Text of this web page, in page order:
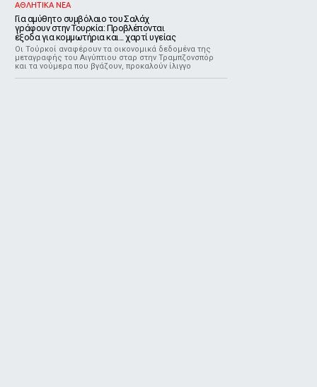
ΑΘΛΗΤΙΚΑ ΝΕΑ
Για αμύθητο συμβόλαιο του Σαλάχ
γράφουν στην Τουρκία: Προβλέπονται
έξοδα για κομμωτήρια και... χαρτί υγείας
Οι Τούρκοί αναφέρουν τα οικονομικά δεδομένα της
μεταγραφής του Αιγύπτιου σταρ στην Τραμπζονσπόρ
και τα νούμερα που βγάζουν, προκαλούν ίλιγγο